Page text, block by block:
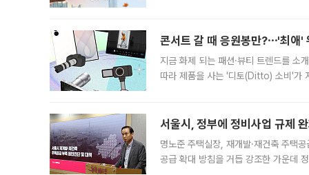
콘서트 갈 때 응원봉만?⋯'최애'
지금 화제 되는 패션·뷰티 트렌드를 소
따라 제품을 사는 '디토(Ditto) 소비'가
서울시, 정부에 정비사업 규제
명노준 주택실장, 재개발·재건축 주택
공급 확대 방침을 거듭 강조한 가운데